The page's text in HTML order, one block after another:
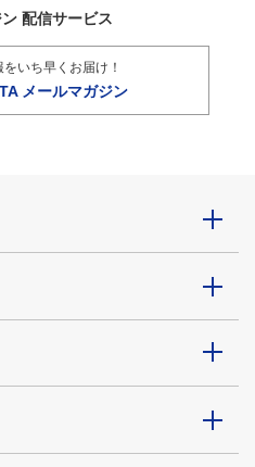
配信サービス
いち早くお届け！
メールマガジン